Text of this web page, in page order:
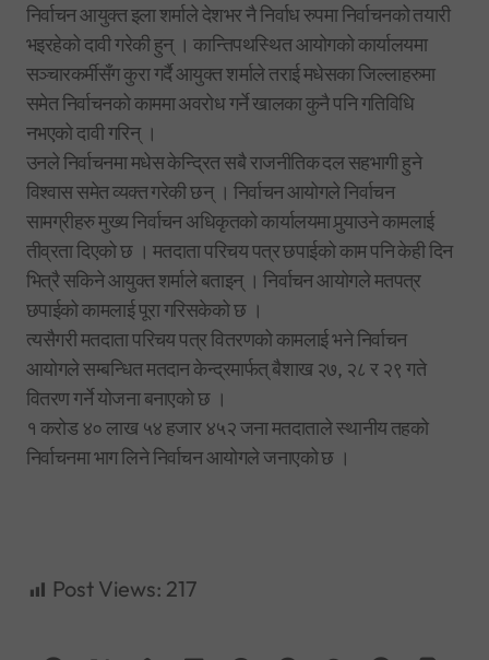
निर्वाचन आयुक्त इला शर्माले देशभर नै निर्वाध रुपमा निर्वाचनको तयारी
भइरहेको दावी गरेकी हुन् । कान्तिपथस्थित आयोगको कार्यालयमा
सञ्चारकर्मीसँग कुरा गर्दै आयुक्त शर्माले तराई मधेसका जिल्लाहरुमा
समेत निर्वाचनको काममा अवरोध गर्ने खालका कुनै पनि गतिविधि
नभएको दावी गरिन् ।
उनले निर्वाचनमा मधेस केन्द्रित सबै राजनीतिक दल सहभागी हुने
विश्वास समेत व्यक्त गरेकी छन् । निर्वाचन आयोगले निर्वाचन
सामग्रीहरु मुख्य निर्वाचन अधिकृतको कार्यालयमा पुर्‍याउने कामलाई
तीव्रता दिएको छ । मतदाता परिचय पत्र छपाईको काम पनि केही दिन
भित्रै सकिने आयुक्त शर्माले बताइन् । निर्वाचन आयोगले मतपत्र
छपाईको कामलाई पूरा गरिसकेको छ ।
त्यसैगरी मतदाता परिचय पत्र वितरणको कामलाई भने निर्वाचन
आयोगले सम्बन्धित मतदान केन्द्रमार्फत् बैशाख २७, २८ र २९ गते
वितरण गर्ने योजना बनाएको छ ।
१ करोड ४० लाख ५४ हजार ४५२ जना मतदाताले स्थानीय तहको
निर्वाचनमा भाग लिने निर्वाचन आयोगले जनाएको छ ।
Post Views: 217